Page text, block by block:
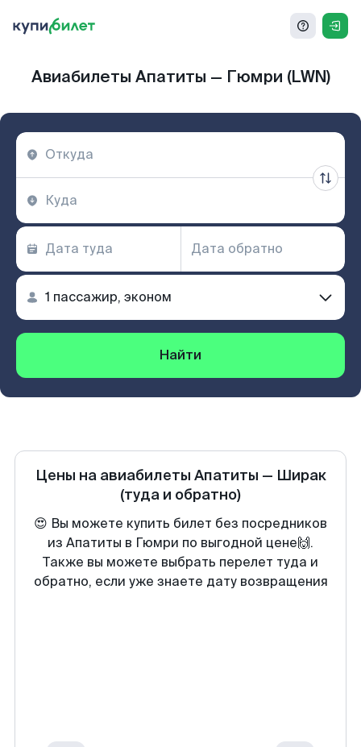
Авиабилеты Апатиты — Гюмри (LWN)
Найти
Цены на авиабилеты Апатиты — Ширак
(туда и обратно)
😍 Вы можете купить билет без посредников
из Апатиты в Гюмри по выгодной цене🙌.
Также вы можете выбрать перелет туда и
обратно, если уже знаете дату возвращения